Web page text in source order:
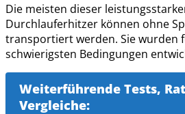
Die meisten dieser
Durchlauferhitzer können ohne
transportiert werden. Sie wurden
schwierigsten Bedingungen
Weiterführende Tests,
Vergleiche: